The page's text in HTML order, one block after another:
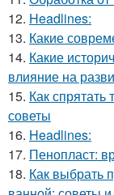
12. Headlines:
13. Какие
14. Какие
влияние на
15. Как спрятать
советы
16. Headlines:
17. Пенопласт:
18. Как выбрать